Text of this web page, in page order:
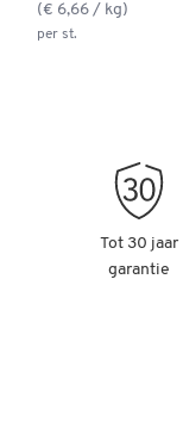
(€ 6,66 / kg)
per st.
Tot 30 jaar
garantie